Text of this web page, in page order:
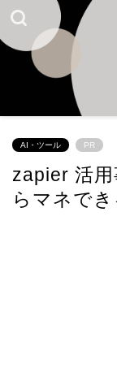
AI・ツール PR
zapier 活
らマネで